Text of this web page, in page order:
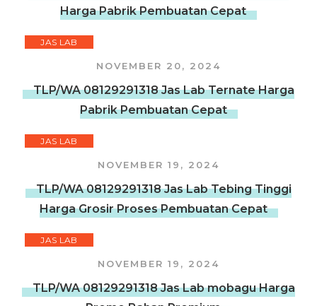
Harga Pabrik Pembuatan Cepat
JAS LAB
NOVEMBER 20, 2024
TLP/WA 08129291318 Jas Lab Ternate Harga
Pabrik Pembuatan Cepat
JAS LAB
NOVEMBER 19, 2024
TLP/WA 08129291318 Jas Lab Tebing Tinggi
Harga Grosir Proses Pembuatan Cepat
JAS LAB
NOVEMBER 19, 2024
TLP/WA 08129291318 Jas Lab mobagu Harga